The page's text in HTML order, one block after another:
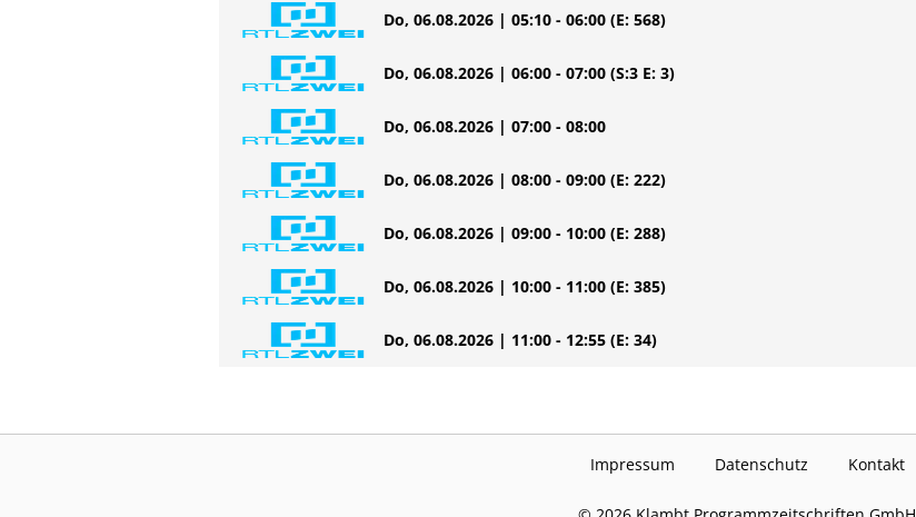
Do, 06.08.2026 | 05:10 - 06:00 (E: 568)
Do, 06.08.2026 | 06:00 - 07:00 (S:3 E: 3)
Do, 06.08.2026 | 07:00 - 08:00
Do, 06.08.2026 | 08:00 - 09:00 (E: 222)
Do, 06.08.2026 | 09:00 - 10:00 (E: 288)
Do, 06.08.2026 | 10:00 - 11:00 (E: 385)
Do, 06.08.2026 | 11:00 - 12:55 (E: 34)
Impressum Datenschutz Kontakt